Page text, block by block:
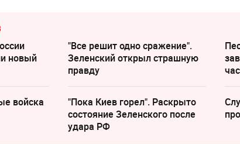
новый
"Все решит одно сражение".
Зеленский открыл страшную
правду
войска
"Пока Киев горел". Раскрыто
состояние Зеленского после
удара РФ